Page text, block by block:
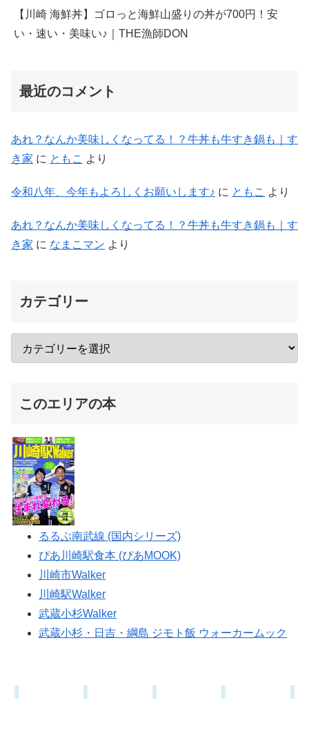
【川崎 海鮮丼】ゴロっと海鮮山盛りの丼が700円！安
い・速い・美味い♪｜THE漁師DON
最近のコメント
あれ？なんか美味しくなってる！？牛丼も牛すき鍋も｜す
き家 に ともこ より
令和八年、今年もよろしくお願いします♪ に ともこ より
あれ？なんか美味しくなってる！？牛丼も牛すき鍋も｜す
き家 に なまこマン より
カテゴリー
このエリアの本
るるぶ南武線 (国内シリーズ)
ぴあ川崎駅食本 (ぴあMOOK)
川崎市Walker
川崎駅Walker
武蔵小杉Walker
武蔵小杉・日吉・綱島 ジモト飯 ウォーカームック